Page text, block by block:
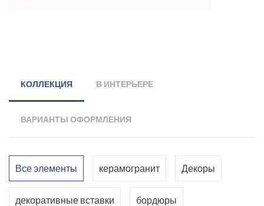
КОЛЛЕКЦИЯ В ИНТЕРЬЕРЕ
ВАРИАНТЫ ОФОРМЛЕНИЯ
Все элементы керамогранит Декоры
декоративные вставки бордюры